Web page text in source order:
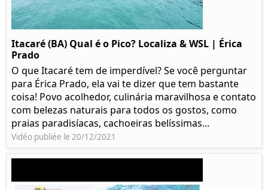
Itacaré (BA) Qual é o Pico? Localiza & WSL | Érica
Prado​
O que Itacaré tem de imperdível? Se você perguntar
para Érica Prado, ela vai te dizer que tem bastante
coisa!​ Povo acolhedor, culinária maravilhosa e contato
com belezas naturais para todos os gostos, como
praias paradisíacas, cachoeiras belíssimas...
Vidéo publiée le 20/12/2021